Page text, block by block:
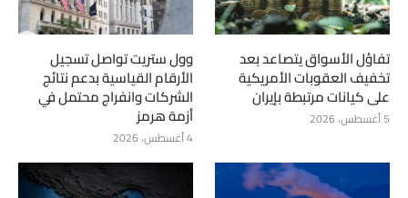
تفاؤل الأسواق يتصاعد بعد
تخفيف العقوبات الأمريكية
على كيانات مرتبطة بإيران
5 أغسطس، 2026
وول ستريت تواصل تسجيل
الأرقام القياسية بدعم نتائج
الشركات وانفراج محتمل في
أزمة هرمز
4 أغسطس، 2026